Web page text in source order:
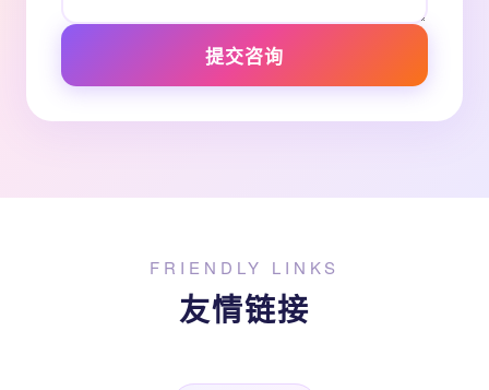
提交咨询
FRIENDLY LINKS
友情链接